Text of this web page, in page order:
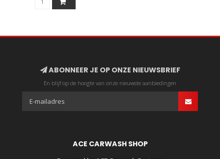
ABONNEER JE OP ONZE NIEUWSBRIEF
En blijf op de hoogte van onze nieuwste aanbiedingen
ACE CARWASH SHOP